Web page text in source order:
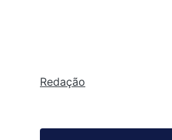
Redação